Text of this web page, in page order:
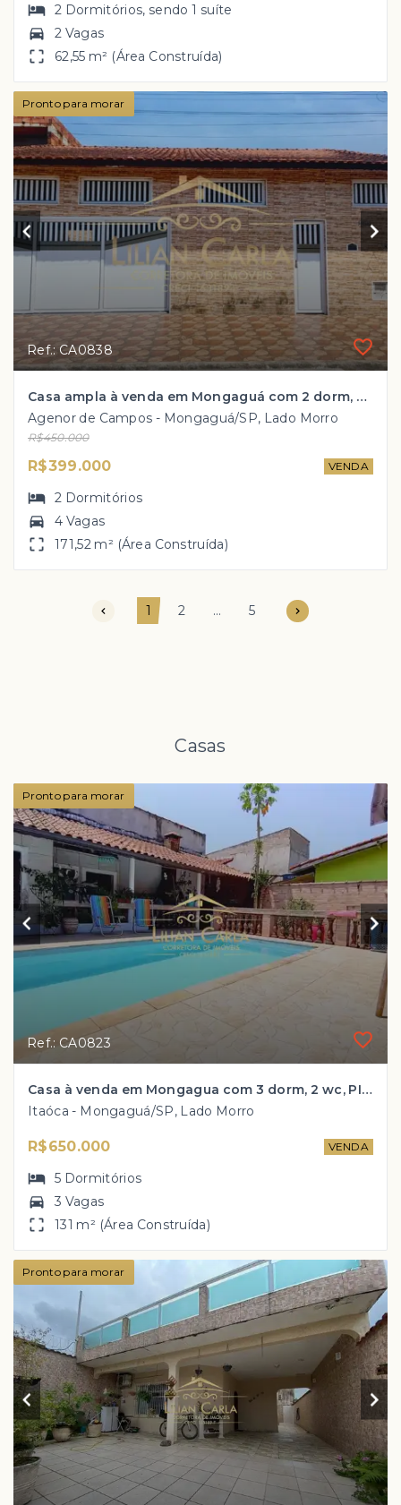
2 Dormitórios, sendo1 suíte
2 Vagas
62,55 m² (Área Construída)
Pronto para morar
Ref.: CA0838
Casa ampla à venda em Mongaguá com 2 dorm, 2 banheiros, 4 vagas de garagem por R$ 399 mil!!
Agenor de Campos - Mongaguá/SP, Lado Morro
R$450.000
R$399.000 VENDA
2 Dormitórios
4 Vagas
171,52 m² (Área Construída)
1 2 ... 5
Casas
Pronto para morar
Ref.: CA0823
Casa à venda em Mongagua com 3 dorm, 2 wc, PISCINA 3 vagas de garagem por R$ 650 mil!
Itaóca - Mongaguá/SP, Lado Morro
R$650.000 VENDA
5 Dormitórios
3 Vagas
131 m² (Área Construída)
Pronto para morar